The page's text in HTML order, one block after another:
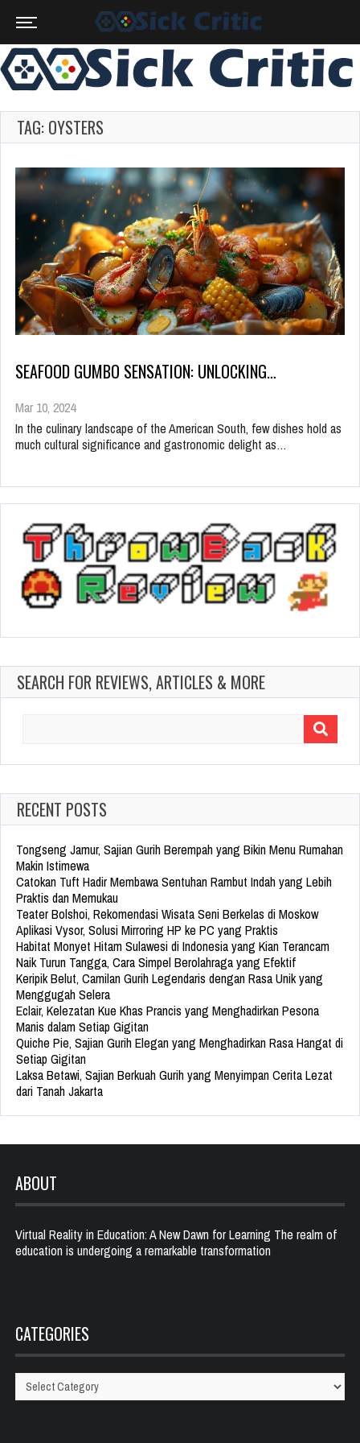
TAG: OYSTERS
SEAFOOD GUMBO SENSATION: UNLOCKING…
Mar 10, 2024
In the culinary landscape of the American South, few dishes hold as
much cultural significance and gastronomic delight as…
SEARCH FOR REVIEWS, ARTICLES & MORE
RECENT POSTS
Tongseng Jamur, Sajian Gurih Berempah yang Bikin Menu Rumahan
Makin Istimewa
Catokan Tuft Hadir Membawa Sentuhan Rambut Indah yang Lebih
Praktis dan Memukau
Teater Bolshoi, Rekomendasi Wisata Seni Berkelas di Moskow
Aplikasi Vysor, Solusi Mirroring HP ke PC yang Praktis
Habitat Monyet Hitam Sulawesi di Indonesia yang Kian Terancam
Naik Turun Tangga, Cara Simpel Berolahraga yang Efektif
Keripik Belut, Camilan Gurih Legendaris dengan Rasa Unik yang
Menggugah Selera
Eclair, Kelezatan Kue Khas Prancis yang Menghadirkan Pesona
Manis dalam Setiap Gigitan
Quiche Pie, Sajian Gurih Elegan yang Menghadirkan Rasa Hangat di
Setiap Gigitan
Laksa Betawi, Sajian Berkuah Gurih yang Menyimpan Cerita Lezat
dari Tanah Jakarta
ABOUT
Virtual Reality in Education: A New Dawn for Learning The realm of
education is undergoing a remarkable transformation
CATEGORIES
Categories